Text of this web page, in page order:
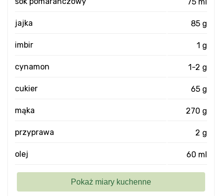
jajka 85 g
imbir 1 g
cynamon 1-2 g
cukier 65 g
mąka 270 g
przyprawa 2 g
olej 60 ml